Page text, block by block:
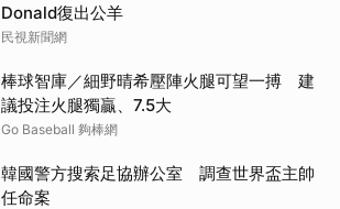
Donald復出公羊
民視新聞網
棒球智庫／細野晴希壓陣火腿可望一搏 建
議投注火腿獨贏、7.5大
Go Baseball 夠棒網
韓國警方搜索足協辦公室 調查世界盃主帥
任命案